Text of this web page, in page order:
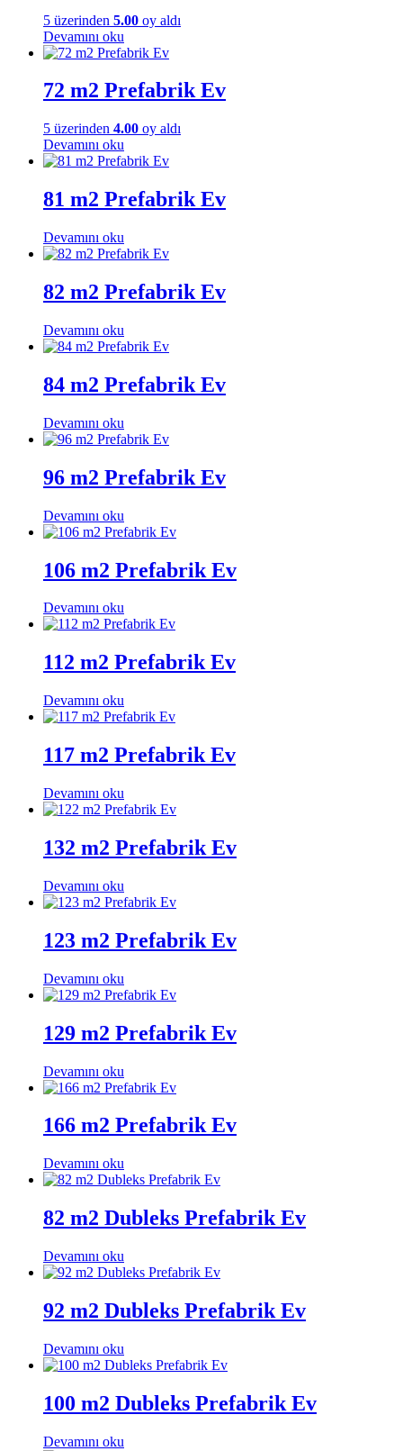
5 üzerinden 5.00 oy aldı
Devamını oku
72 m2 Prefabrik Ev
5 üzerinden 4.00 oy aldı
Devamını oku
81 m2 Prefabrik Ev
Devamını oku
82 m2 Prefabrik Ev
Devamını oku
84 m2 Prefabrik Ev
Devamını oku
96 m2 Prefabrik Ev
Devamını oku
106 m2 Prefabrik Ev
Devamını oku
112 m2 Prefabrik Ev
Devamını oku
117 m2 Prefabrik Ev
Devamını oku
132 m2 Prefabrik Ev
Devamını oku
123 m2 Prefabrik Ev
Devamını oku
129 m2 Prefabrik Ev
Devamını oku
166 m2 Prefabrik Ev
Devamını oku
82 m2 Dubleks Prefabrik Ev
Devamını oku
92 m2 Dubleks Prefabrik Ev
Devamını oku
100 m2 Dubleks Prefabrik Ev
Devamını oku